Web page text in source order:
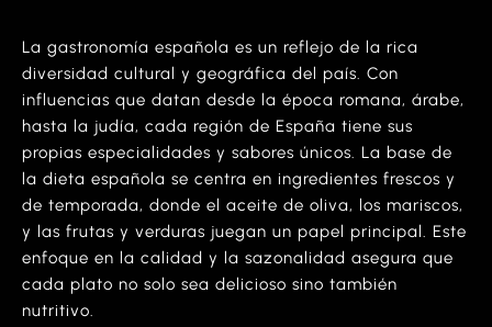
La gastronomía española es un reflejo de la rica
diversidad cultural y geográfica del país. Con
influencias que datan desde la época romana, árabe,
hasta la judía, cada región de España tiene sus
propias especialidades y sabores únicos. La base de
la dieta española se centra en ingredientes frescos y
de temporada, donde el aceite de oliva, los mariscos,
y las frutas y verduras juegan un papel principal. Este
enfoque en la calidad y la sazonalidad asegura que
cada plato no solo sea delicioso sino también
nutritivo.